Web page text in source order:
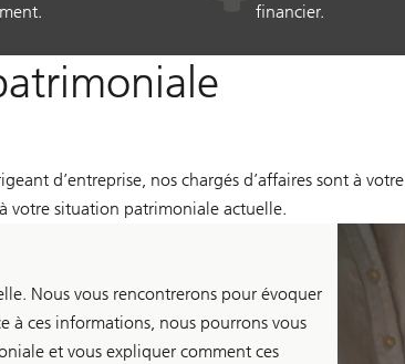
financier.
d’entreprise, nos chargés d’affaires sont à votre
votre situation patrimoniale actuelle.
Nous vous rencontrerons pour évoquer
à ces informations, nous pourrons vous
et vous expliquer comment ces